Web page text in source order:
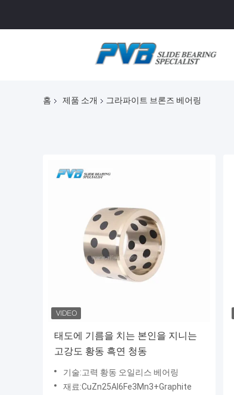
홈 제품 소개 그라파이트 브론즈 베어링
태도에 기름을 치는 본인을 지니는
고강도 황동 흑연 청동
기술:고력 황동 오일리스 베어링
재료:CuZn25Al6Fe3Mn3+Graphite